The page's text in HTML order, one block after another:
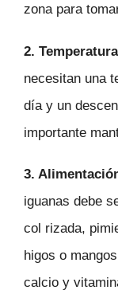
zona para
2.
necesitan una
día y un
importante
3.
iguanas debe
col rizada,
higos o
calcio y